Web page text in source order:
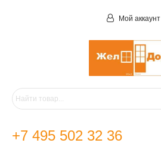
Мой аккаунт
+7 495 502 32 36